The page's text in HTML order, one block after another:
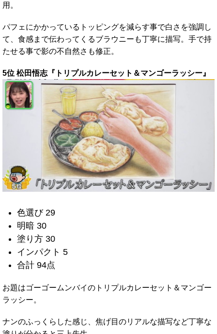
用。
パフェにかかっているトッピングを減らす事で白さを強調し
て、食感まで伝わってくるブラウニーも丁寧に描写。手で持
たせる事で影の不自然さも修正。
5位 松田悟志『トリプルカレーセット＆マンゴーラッシー』
色選び 29
明暗 30
塗り方 30
インパクト 5
合計 94点
お題はゴーゴームンバイのトリプルカレーセット＆マンゴー
ラッシー。
ナンのふっくらした感じ、焦げ目のリアルな描写など丁寧な